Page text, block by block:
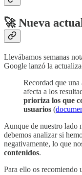
🚀 Nueva
Llevábamos semanas
Google lanzó la
Recordad que
afecta a los
prioriza los que
usuarios (
Aunque de nuestro lado
debemos analizar si
negativamente, lo que
contenidos.
Para ello os recomiendo